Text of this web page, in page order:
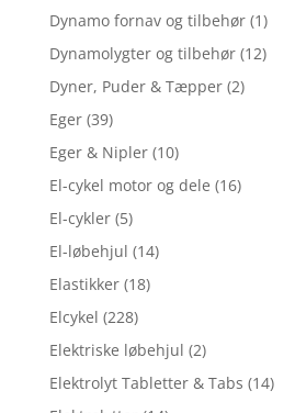
Dynamo fornav og tilbehør (1)
Dynamolygter og tilbehør (12)
Dyner, Puder & Tæpper (2)
Eger (39)
Eger & Nipler (10)
El-cykel motor og dele (16)
El-cykler (5)
El-løbehjul (14)
Elastikker (18)
Elcykel (228)
Elektriske løbehjul (2)
Elektrolyt Tabletter & Tabs (14)